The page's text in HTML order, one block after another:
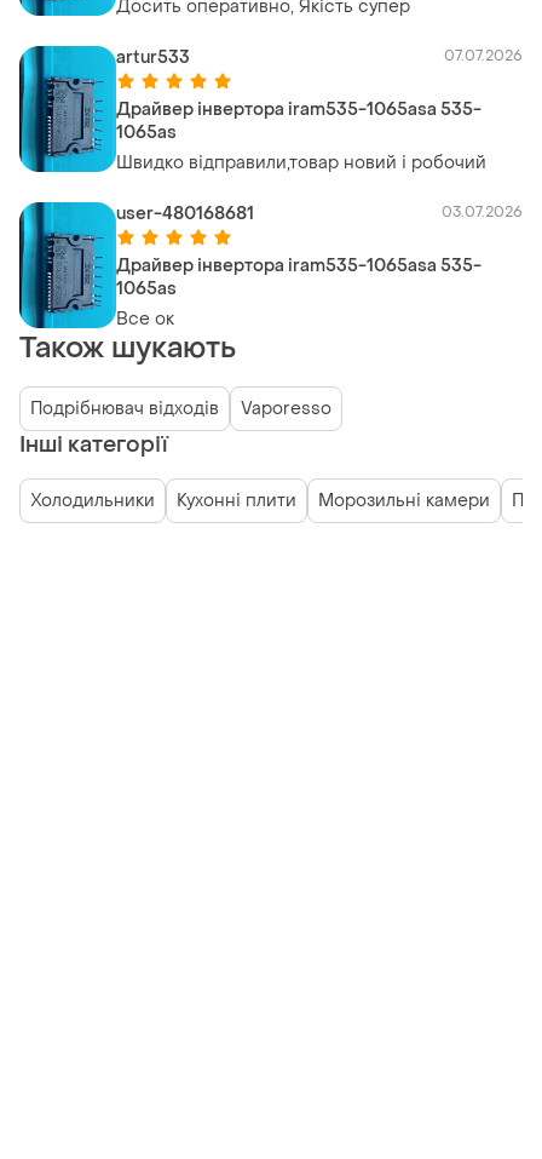
Досить оперативно, Якість супер
artur533 07.07.2026
Драйвер інвертора iram535-1065asa 535-
1065as
Швидко відправили,товар новий і робочий
user-480168681 03.07.2026
Драйвер інвертора iram535-1065asa 535-
1065as
Все ок
Також шукають
Подрібнювач відходів Vaporesso
Інші категорії
Холодильники Кухонні плити Морозильні камери